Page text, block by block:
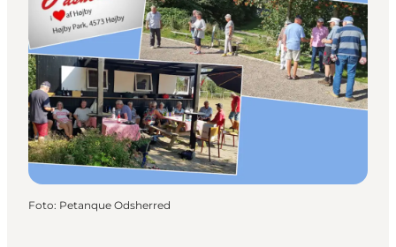
OPLEV
SPIS
OVERNAT
PRAKTISK
NYHEDSBREV
Foto: Petanque Odsherred